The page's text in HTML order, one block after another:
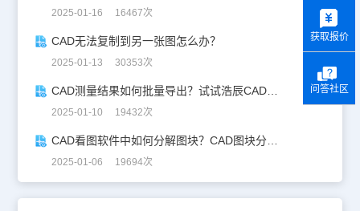
2025-01-16 16467次
CAD无法复制到另一张图怎么办？
2025-01-13 30353次
CAD测量结果如何批量导出？试试浩辰CAD看图王！
2025-01-10 19432次
CAD看图软件中如何分解图块？CAD图块分解详解！
2025-01-06 19694次
获取报价
问答社区